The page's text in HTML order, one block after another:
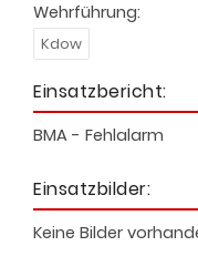
Wehrführung:
Kdow
Einsatzbericht:
BMA - Fehlalarm
Einsatzbilder:
Keine Bilder